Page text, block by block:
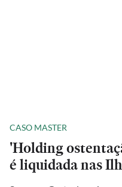
CASO MASTER
'Holding
é liquidada nas